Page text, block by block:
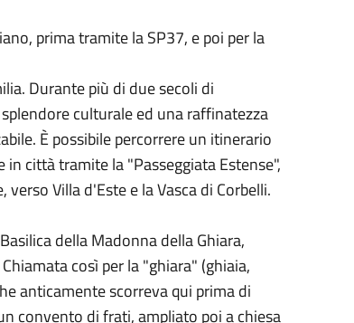
prima tramite la SP37, e poi per la
Durante più di due secoli di
culturale ed una raffinatezza
È possibile percorrere un itinerario
città tramite la "Passeggiata Estense",
Villa d'Este e la Vasca di Corbelli.
della Madonna della Ghiara,
così per la "ghiara" (ghiaia,
anticamente scorreva qui prima di
convento di frati, ampliato poi a chiesa